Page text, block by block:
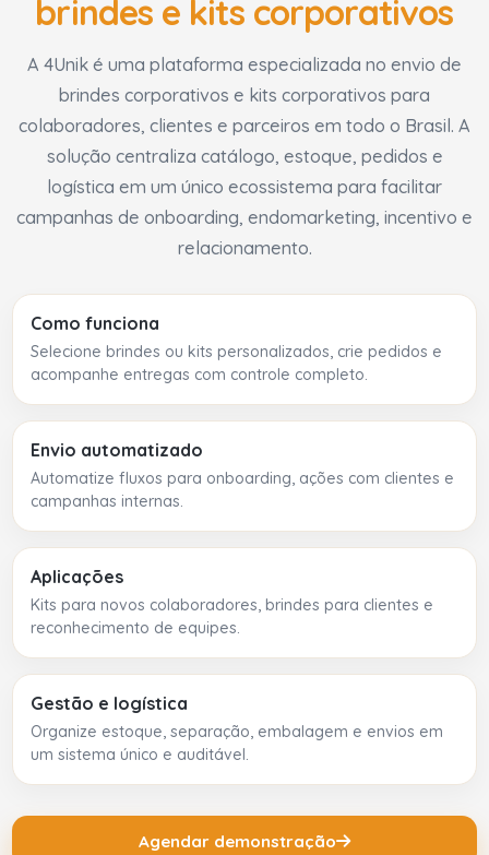
brindes e kits corporativos
A 4Unik é uma plataforma especializada no envio de
brindes corporativos e kits corporativos para
colaboradores, clientes e parceiros em todo o Brasil. A
solução centraliza catálogo, estoque, pedidos e
logística em um único ecossistema para facilitar
campanhas de onboarding, endomarketing, incentivo e
relacionamento.
Como funciona
Selecione brindes ou kits personalizados, crie pedidos e
acompanhe entregas com controle completo.
Envio automatizado
Automatize fluxos para onboarding, ações com clientes e
campanhas internas.
Aplicações
Kits para novos colaboradores, brindes para clientes e
reconhecimento de equipes.
Gestão e logística
Organize estoque, separação, embalagem e envios em
um sistema único e auditável.
Agendar demonstração